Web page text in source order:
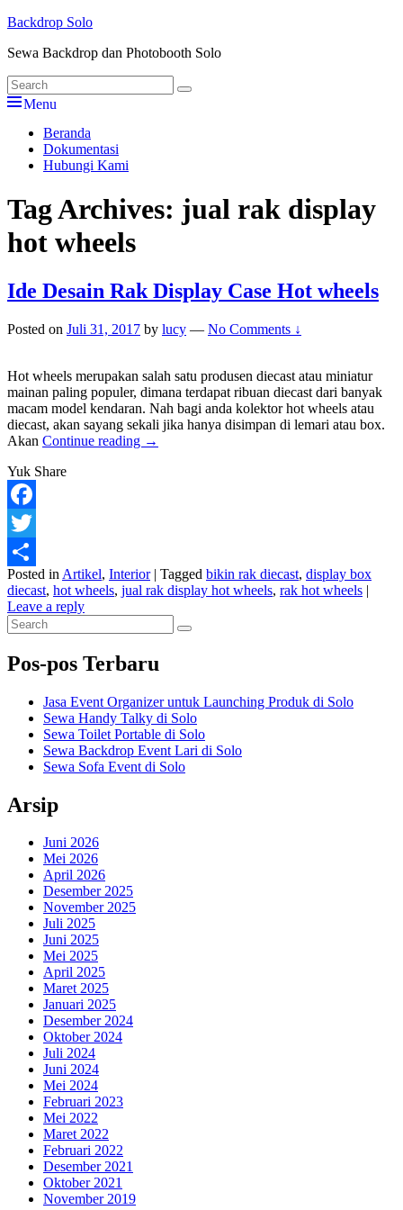
Skip
content
Backdrop Solo
Sewa Backdrop dan Photobooth Solo
Search
for:
Search
Menu
Primary
menu
Beranda
Dokumentasi
Hubungi Kami
Tag Archives: jual rak display
hot wheels
Ide Desain Rak Display Case Hot wheels
Posted on Juli 31, 2017 by lucy — No Comments ↓
Hot wheels merupakan salah satu produsen diecast atau miniatur
mainan paling populer, dimana terdapat ribuan diecast dari banyak
macam model kendaran. Nah bagi anda kolektor hot wheels atau
diecast, akan sayang sekali jika hanya disimpan di lemari atau box.
Akan Continue reading Ide
→
Yuk Share
Facebook
Twitter
Share
Posted in Artikel, Interior | Tagged bikin rak diecast, display box
diecast, hot wheels, jual rak display hot wheels, rak hot wheels |
Leave a reply
Primary
Widget
Area
Search
for:
Search
Pos-pos Terbaru
Jasa Event Organizer untuk Launching Produk di Solo
Sewa Handy Talky di Solo
Sewa Toilet Portable di Solo
Sewa Backdrop Event Lari di Solo
Sewa Sofa Event di Solo
Arsip
Juni 2026
Mei 2026
April 2026
Desember 2025
November 2025
Juli 2025
Juni 2025
Mei 2025
April 2025
Maret 2025
Januari 2025
Desember 2024
Oktober 2024
Juli 2024
Juni 2024
Mei 2024
Februari 2023
Mei 2022
Maret 2022
Februari 2022
Desember 2021
Oktober 2021
November 2019